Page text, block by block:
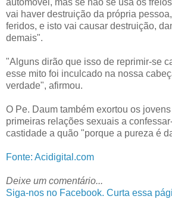
automóvel, mas se não se usa os
vai haver destruição da própria
feridos, e isto vai causar destruição,
demais".
"Alguns dirão que isso de reprimir-se
esse mito foi inculcado na nossa
verdade", afirmou.
O Pe. Daum também exortou os
primeiras relações sexuais a
castidade a quão "porque a pureza é
Fonte: Acidigital.com
Deixe um comentário...
Siga-nos no Facebook. Curta essa